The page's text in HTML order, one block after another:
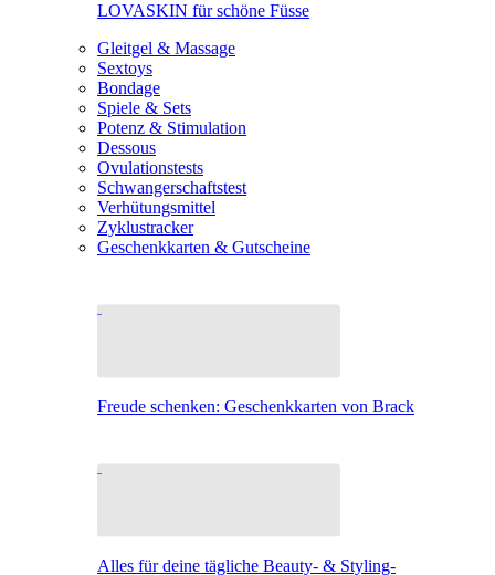
LOVASKIN für schöne Füsse
Gleitgel & Massage
Sextoys
Bondage
Spiele & Sets
Potenz & Stimulation
Dessous
Ovulationstests
Schwangerschaftstest
Verhütungsmittel
Zyklustracker
Geschenkkarten & Gutscheine
Freude schenken: Geschenkkarten von Brack
Alles für deine tägliche Beauty- & Styling-